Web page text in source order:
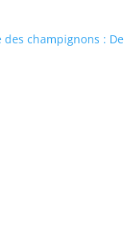
champignons :